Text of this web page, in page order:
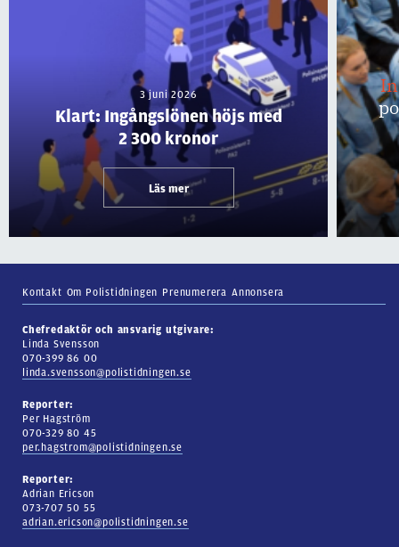
3 juni 2026
Klart: Ingångslönen höjs med
2 300 kronor
Läs mer
Kontakt Om Polistidningen Prenumerera Annonsera
Chefredaktör och ansvarig utgivare:
Linda Svensson
070-399 86 00
linda.svensson@polistidningen.se
Reporter:
Per Hagström
070-329 80 45
per.hagstrom@polistidningen.se
Reporter:
Adrian Ericson
073-707 50 55
adrian.ericson@polistidningen.se